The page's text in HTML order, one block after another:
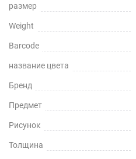
размер
Weight
Barcode
название цвета
Бренд
Предмет
Рисунок
Толщина